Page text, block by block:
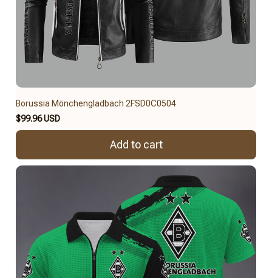
Borussia Mönchengladbach 2FSD0C0504
$99.96 USD
Add to cart